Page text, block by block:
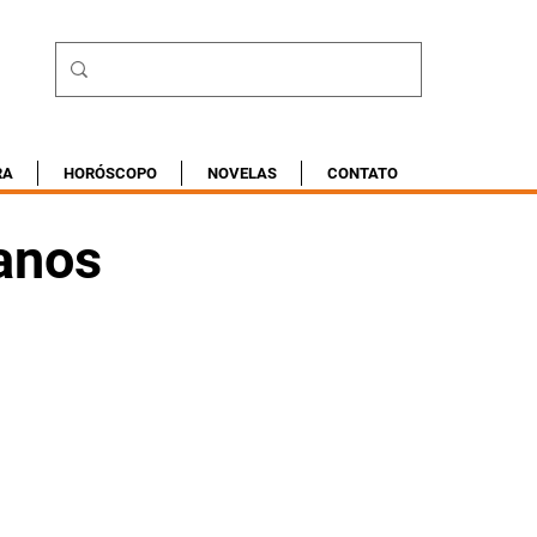
HORÓSCOPO NOVELAS CONTATO